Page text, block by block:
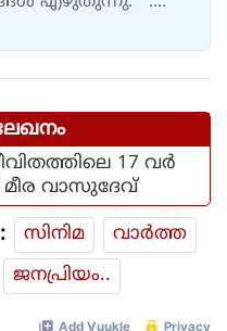
17 വർ
വാസുദേവ്
സിനിമ
വാര്‍ത്ത
ജനപ്രിയം..